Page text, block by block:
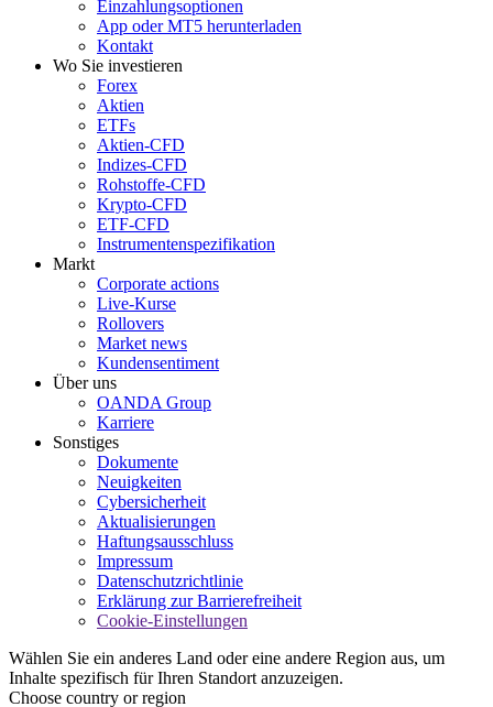
Einzahlungsoptionen
App oder MT5 herunterladen
Kontakt
Wo Sie investieren
Forex
Aktien
ETFs
Aktien-CFD
Indizes-CFD
Rohstoffe-CFD
Krypto-CFD
ETF-CFD
Instrumentenspezifikation
Markt
Corporate actions
Live-Kurse
Rollovers
Market news
Kundensentiment
Über uns
OANDA Group
Karriere
Sonstiges
Dokumente
Neuigkeiten
Cybersicherheit
Aktualisierungen
Haftungsausschluss
Impressum
Datenschutzrichtlinie
Erklärung zur Barrierefreiheit
Cookie-Einstellungen
Wählen Sie ein anderes Land oder eine andere Region aus, um
Inhalte spezifisch für Ihren Standort anzuzeigen.
Choose country or region